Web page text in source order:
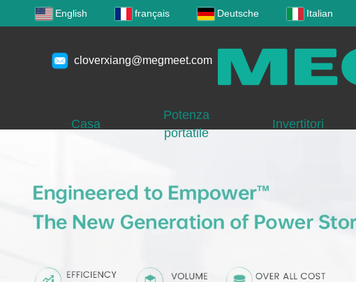
English français Deutsche Italian
cloverxiang@megmeet.com
Casa
Potenza
portatile
Invertitori